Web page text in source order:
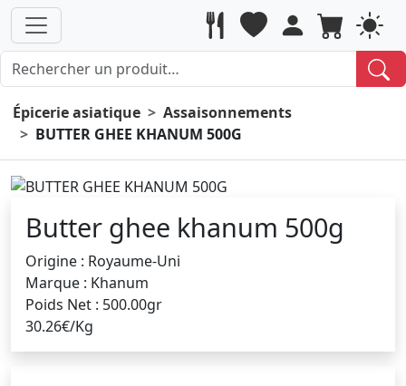
Épicerie asiatique
Assaisonnements
BUTTER GHEE KHANUM 500G
Butter ghee khanum 500g
Origine : Royaume-Uni
Marque : Khanum
Poids Net : 500.00gr
30.26€/Kg